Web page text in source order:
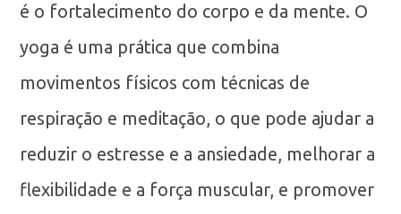
é o fortalecimento do corpo e da mente. O
yoga é uma prática que combina
movimentos físicos com técnicas de
respiração e meditação, o que pode ajudar a
reduzir o estresse e a ansiedade, melhorar a
flexibilidade e a força muscular, e promover